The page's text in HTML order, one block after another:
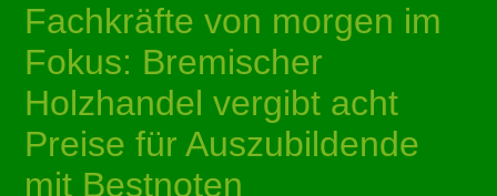
Fachkräfte von morgen im
Fokus: Bremischer
Holzhandel vergibt acht
Preise für Auszubildende
mit Bestnoten